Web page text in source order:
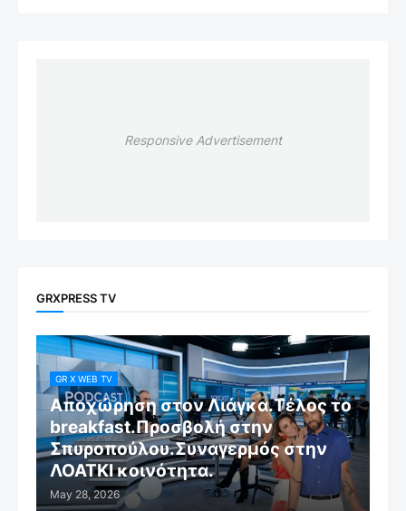
Responsive Advertisement
GRXPRESS TV
GR X WEB TV
Αποχώρηση στον Λιάγκα.Τέλος το
breakfast.Προσβολή στην
Σπυροπούλου.Συναγερμός στην
ΛΟΑΤΚΙ κοινότητα.
May 28, 2026